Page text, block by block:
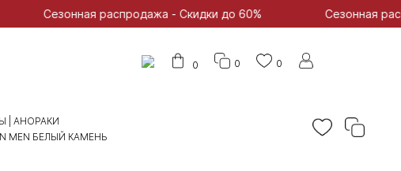
распродажа - Скидки до 60% Сезонная распродажа -
0
0
0
| АНОРАКИ
MEN БЕЛЫЙ КАМЕНЬ